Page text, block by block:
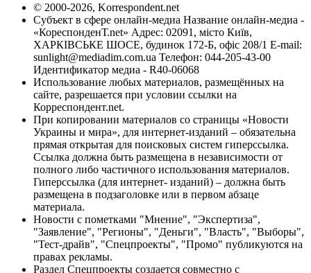
© 2000-2026, Korrespondent.net
Субъект в сфере онлайн-медиа Название онлайн-медиа -
«КореспонденТ.net» Адрес: 02091, місто Київ,
ХАРКІВСЬКЕ ШОСЕ, будинок 172-Б, офіс 208/1 E-mail:
sunlight@mediadim.com.ua Телефон: 044-205-43-00
Идентификатор медиа - R40-06068
Использование любых материалов, размещённых на
сайте, разрешается при условии ссылки на
Корреспондент.net.
При копировании материалов со страницы «Новости
Украины и мира», для интернет-изданий – обязательна
прямая открытая для поисковых систем гиперссылка.
Ссылка должна быть размещена в независимости от
полного либо частичного использования материалов.
Гиперссылка (для интернет- изданий) – должна быть
размещена в подзаголовке или в первом абзаце
материала.
Новости с пометками "Мнение", "Экспертиза",
"Заявление", "Регионы", "Деньги", "Власть", "Выборы",
"Тест-драйв", "Спецпроекты", "Промо" публикуются на
правах рекламы.
Раздел Спецпроекты создается совместно с